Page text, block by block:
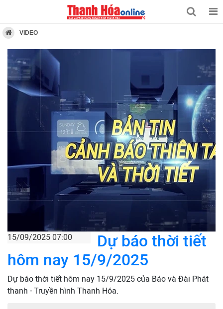
VIDEO
15/09/2025 07:00
Dự báo thời tiết
hôm nay 15/9/2025
Dự báo thời tiết hôm nay 15/9/2025 của Báo và Đài Phát
thanh - Truyền hình Thanh Hóa.